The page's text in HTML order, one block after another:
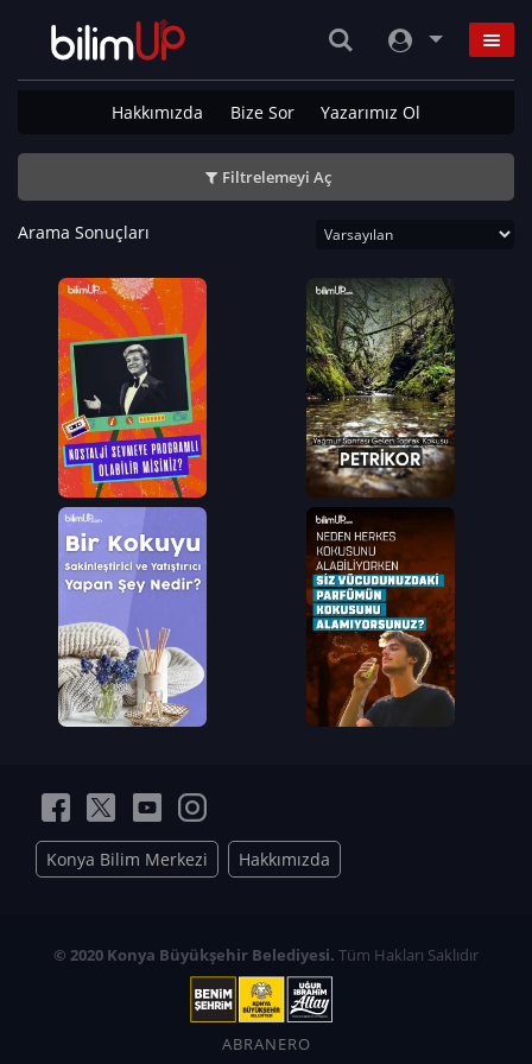
Hakkımızda Bize Sor Yazarımız Ol
Filtrelemeyi Aç
Arama Sonuçları
Konya Bilim Merkezi Hakkımızda
© 2020 Konya Büyükşehir Belediyesi. Tüm Hakları Saklıdır
ABRANERO